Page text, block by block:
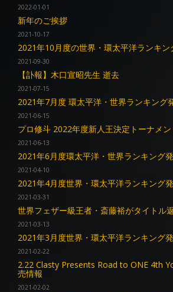
2022-01-01
新年のご挨拶
2021-10-17
2021年10月度の世界・環太平洋ランキン
2021-09-30
【訃報】木口宣昭先生 逝去
2021-07-15
2021年7月度 環太平洋・世界ランキング
2021-06-15
プロ修斗 2022年度新人王決定トーナメ
2021-06-13
2021年6月度環太平洋・世界ランキング
2021-04-10
2021年4月度世界・環太平洋ランキング
2021-03-31
世界フェザー級王者・斎藤裕がタイトル
2021-03-13
2021年3月度世界・環太平洋ランキング
2021-02-22
2.22 Clasty Presents Road to ONE 4th
売情報
2021-02-02